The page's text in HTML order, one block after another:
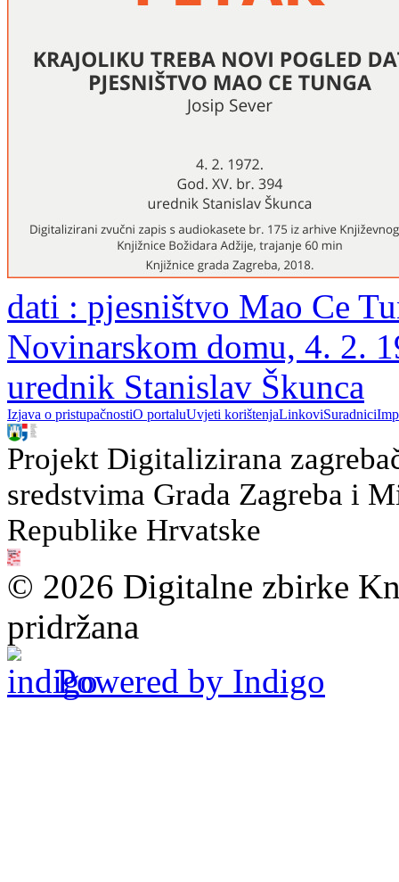
dati : pjesništvo Mao Ce
Novinarskom domu, 4. 2.
urednik Stanislav Škunca
Izjava o pristupačnostiO portaluUvjeti korištenjaLinkoviSuradnici
Projekt Digitalizirana
sredstvima Grada Zagreba i
Republike Hrvatske
© 2026 Digitalne zbirke
pridržana
Powered by Indigo